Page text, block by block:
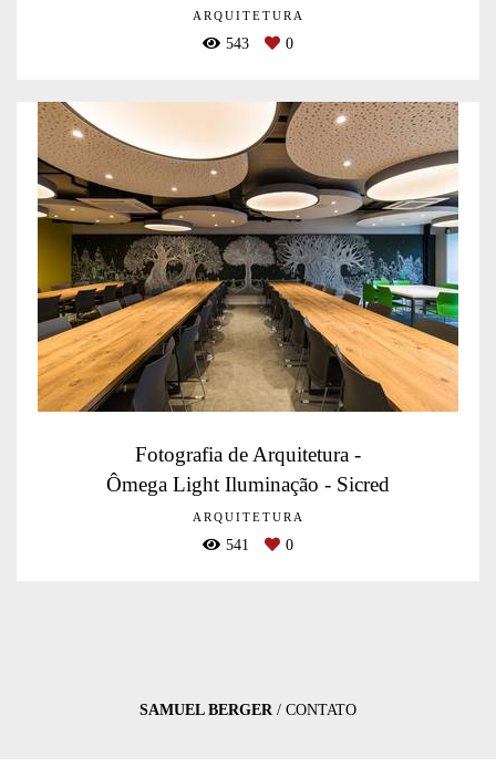
ARQUITETURA
543 0
Fotografia de Arquitetura -
Ômega Light Iluminação - Sicred
ARQUITETURA
541 0
SAMUEL BERGER/ CONTATO